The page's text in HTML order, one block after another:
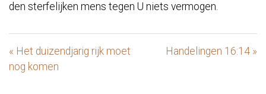
den sterfelijken mens tegen U niets vermogen.
« Het duizendjarig rijk moet
nog komen
Handelingen 16:14 »